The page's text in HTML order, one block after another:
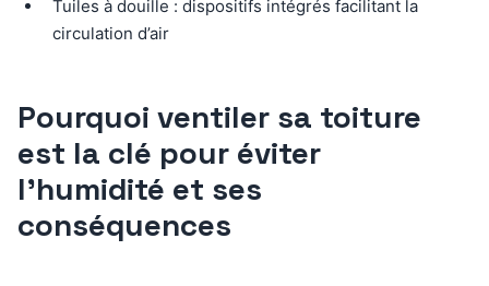
Tuiles à douille : dispositifs intégrés facilitant la
circulation d’air
Pourquoi ventiler sa toiture
est la clé pour éviter
l’humidité et ses
conséquences